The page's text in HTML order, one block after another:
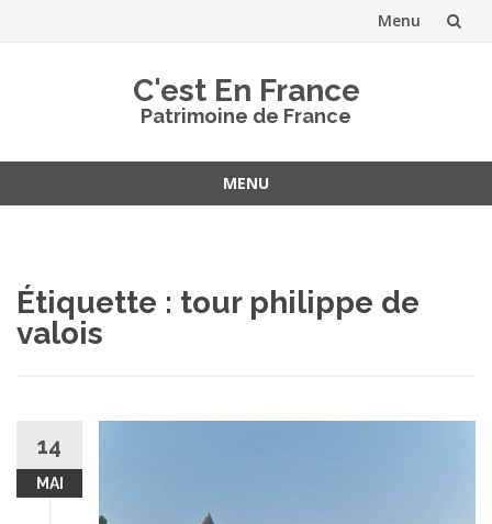
Menu
C'est En France
Patrimoine de France
MENU
Étiquette : tour philippe de
valois
14
MAI